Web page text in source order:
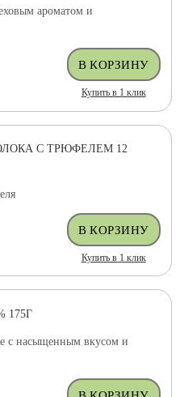
ароматом и
Купить в 1 клик
С ТРЮФЕЛЕМ 12
Купить в 1 клик
175Г
с насыщенным вкусом и